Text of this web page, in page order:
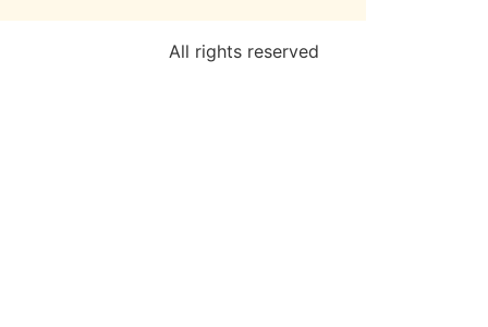
All rights reserved